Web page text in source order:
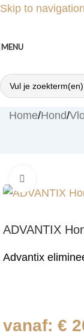
Skip to navigation
MENU
Home/Hond/
ADVANTIX
Advantix
vanaf: €